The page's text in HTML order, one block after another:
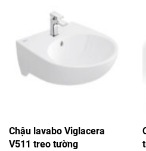
Chậu lavabo Viglacera
V511 treo tường